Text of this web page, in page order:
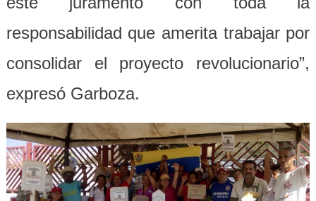
responsabilidad que amerita trabajar por
consolidar el proyecto revolucionario”,
expresó Garboza.